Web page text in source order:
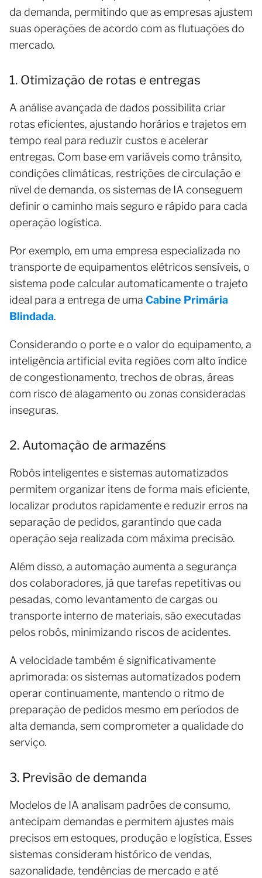
da demanda, permitindo que as empresas ajustem
suas operações de acordo com as flutuações do
mercado.
1. Otimização de rotas e entregas
A análise avançada de dados possibilita criar
rotas eficientes, ajustando horários e trajetos em
tempo real para reduzir custos e acelerar
entregas. Com base em variáveis como trânsito,
condições climáticas, restrições de circulação e
nível de demanda, os sistemas de IA conseguem
definir o caminho mais seguro e rápido para cada
operação logística.
Por exemplo, em uma empresa especializada no
transporte de equipamentos elétricos sensíveis, o
sistema pode calcular automaticamente o trajeto
ideal para a entrega de uma Cabine Primária
Blindada.
Considerando o porte e o valor do equipamento, a
inteligência artificial evita regiões com alto índice
de congestionamento, trechos de obras, áreas
com risco de alagamento ou zonas consideradas
inseguras.
2. Automação de armazéns
Robôs inteligentes e sistemas automatizados
permitem organizar itens de forma mais eficiente,
localizar produtos rapidamente e reduzir erros na
separação de pedidos, garantindo que cada
operação seja realizada com máxima precisão.
Além disso, a automação aumenta a segurança
dos colaboradores, já que tarefas repetitivas ou
pesadas, como levantamento de cargas ou
transporte interno de materiais, são executadas
pelos robôs, minimizando riscos de acidentes.
A velocidade também é significativamente
aprimorada: os sistemas automatizados podem
operar continuamente, mantendo o ritmo de
preparação de pedidos mesmo em períodos de
alta demanda, sem comprometer a qualidade do
serviço.
3. Previsão de demanda
Modelos de IA analisam padrões de consumo,
antecipam demandas e permitem ajustes mais
precisos em estoques, produção e logística. Esses
sistemas consideram histórico de vendas,
sazonalidade, tendências de mercado e até